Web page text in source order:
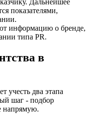
Дальнейшее
показателями,
информацию о бренде,
типа PR.
в
учесть два этапа
шаг - подбор
напрямую.